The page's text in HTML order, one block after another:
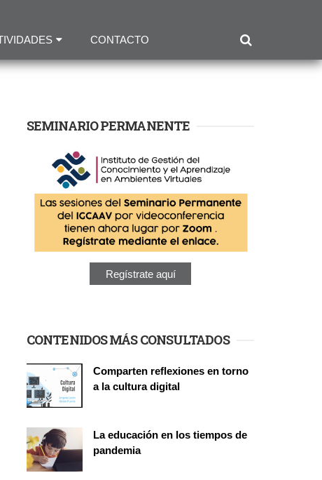
CONTACTO
SEMINARIO PERMANENTE
Regístrate aquí
CONTENIDOS MÁS CONSULTADOS
Comparten reflexiones en torno
a la cultura digital
La educación en los tiempos de
pandemia